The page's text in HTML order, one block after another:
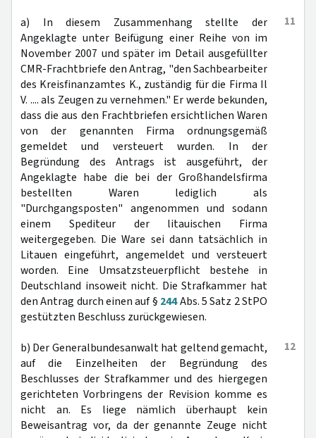
11
a) In diesem Zusammenhang stellte der
Angeklagte unter Beifügung einer Reihe von im
November 2007 und später im Detail ausgefüllter
CMR-Frachtbriefe den Antrag, "den Sachbearbeiter
des Kreisfinanzamtes K., zuständig für die Firma Il
V. .... als Zeugen zu vernehmen." Er werde bekunden,
dass die aus den Frachtbriefen ersichtlichen Waren
von der genannten Firma ordnungsgemäß
gemeldet und versteuert wurden. In der
Begründung des Antrags ist ausgeführt, der
Angeklagte habe die bei der Großhandelsfirma
bestellten Waren lediglich als
"Durchgangsposten" angenommen und sodann
einem Spediteur der litauischen Firma
weitergegeben. Die Ware sei dann tatsächlich in
Litauen eingeführt, angemeldet und versteuert
worden. Eine Umsatzsteuerpflicht bestehe in
Deutschland insoweit nicht. Die Strafkammer hat
den Antrag durch einen auf § 244Abs. 5 Satz 2 StPO
gestützten Beschluss zurückgewiesen.
12
b) Der Generalbundesanwalt hat geltend gemacht,
auf die Einzelheiten der Begründung des
Beschlusses der Strafkammer und des hiergegen
gerichteten Vorbringens der Revision komme es
nicht an. Es liege nämlich überhaupt kein
Beweisantrag vor, da der genannte Zeuge nicht